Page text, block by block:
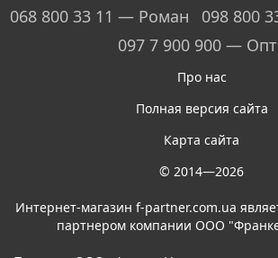
068 800 33 11 — Роман
098 800
097 7 900 900 — Опт
Про нас
Полная версия сайта
Карта сайта
© 2014—2026
Интернет-магазин f-partner.com.ua
партнером компании ООО